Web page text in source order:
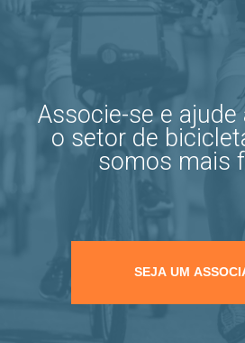
Associe-se e
o setor de
somos mais
SEJA UM